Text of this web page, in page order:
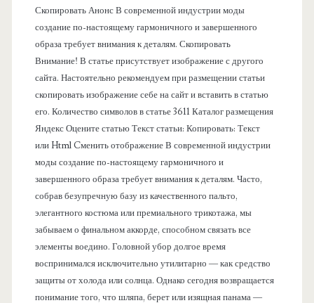
Скопировать Анонс В современной индустрии моды
создание по-настоящему гармоничного и завершенного
образа требует внимания к деталям. Скопировать
Внимание! В статье присутствует изображение с другого
сайта. Настоятельно рекомендуем при размещении статьи
скопировать изображение себе на сайт и вставить в статью
его. Количество символов в статье 3611 Каталог размещения
Яндекс Оцените статью Текст статьи: Копировать: Текст
или Html Cменить отображение В современной индустрии
моды создание по-настоящему гармоничного и
завершенного образа требует внимания к деталям. Часто,
собрав безупречную базу из качественного пальто,
элегантного костюма или премиального трикотажа, мы
забываем о финальном аккорде, способном связать все
элементы воедино. Головной убор долгое время
воспринимался исключительно утилитарно — как средство
защиты от холода или солнца. Однако сегодня возвращается
понимание того, что шляпа, берет или изящная панама —